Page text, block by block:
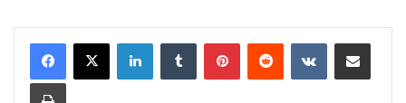
LinkedInTumblr PinterestReddit VKontakteShare via Email
Print